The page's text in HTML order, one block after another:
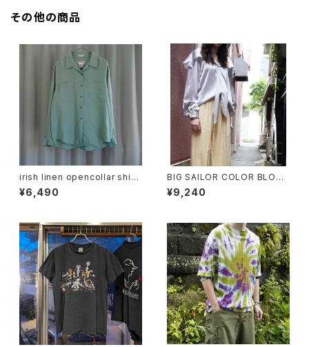
その他の商品
irish linen opencollar shirt
"mint"
¥6,490
BIG SAILOR COLOR BLOUS
E
¥9,240